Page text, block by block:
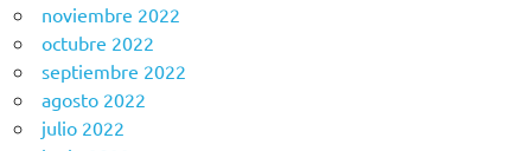
noviembre 2022
octubre 2022
septiembre 2022
agosto 2022
julio 2022